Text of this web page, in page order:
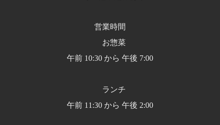
営業時間
お惣菜
午前 10:30 から 午後 7:00
ランチ
午前 11:30 から 午後 2:00